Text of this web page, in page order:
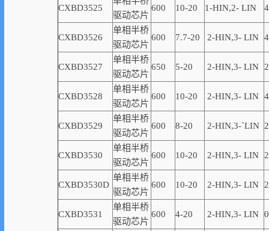
CXBD3525
驱动芯片
600 10-20 1-HIN,2- LIN
CXBD3526
单相半桥
驱动芯片
600 7.7-20 2-HIN,3- LIN
CXBD3527
单相半桥
驱动芯片
650 5-20 2-HIN,3- LIN
CXBD3528
单相半桥
驱动芯片
600 10-20 2-HIN,3- LIN
CXBD3529
单相半桥
驱动芯片
600 8-20 2-HIN,3-`LIN
CXBD3530
单相半桥
驱动芯片
600 10-20 2-HIN,3- LIN
CXBD3530D
单相半桥
驱动芯片
600 10-20 2-HIN,3- LIN
CXBD3531
单相半桥
驱动芯片
600 4-20 2-HIN,3- LIN